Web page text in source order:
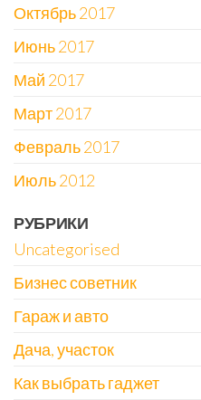
Октябрь 2017
Июнь 2017
Май 2017
Март 2017
Февраль 2017
Июль 2012
РУБРИКИ
Uncategorised
Бизнес советник
Гараж и авто
Дача, участок
Как выбрать гаджет